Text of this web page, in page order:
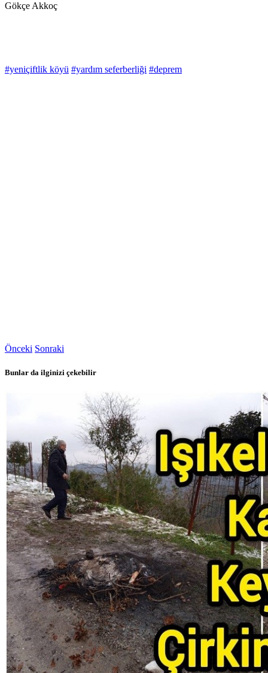
Gökçe Akkoç
#yeniçiftlik köyü #yardım seferberliği #deprem
Önceki Sonraki
Bunlar da ilginizi çekebilir